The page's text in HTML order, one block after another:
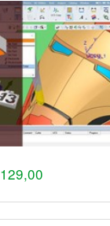
129,00